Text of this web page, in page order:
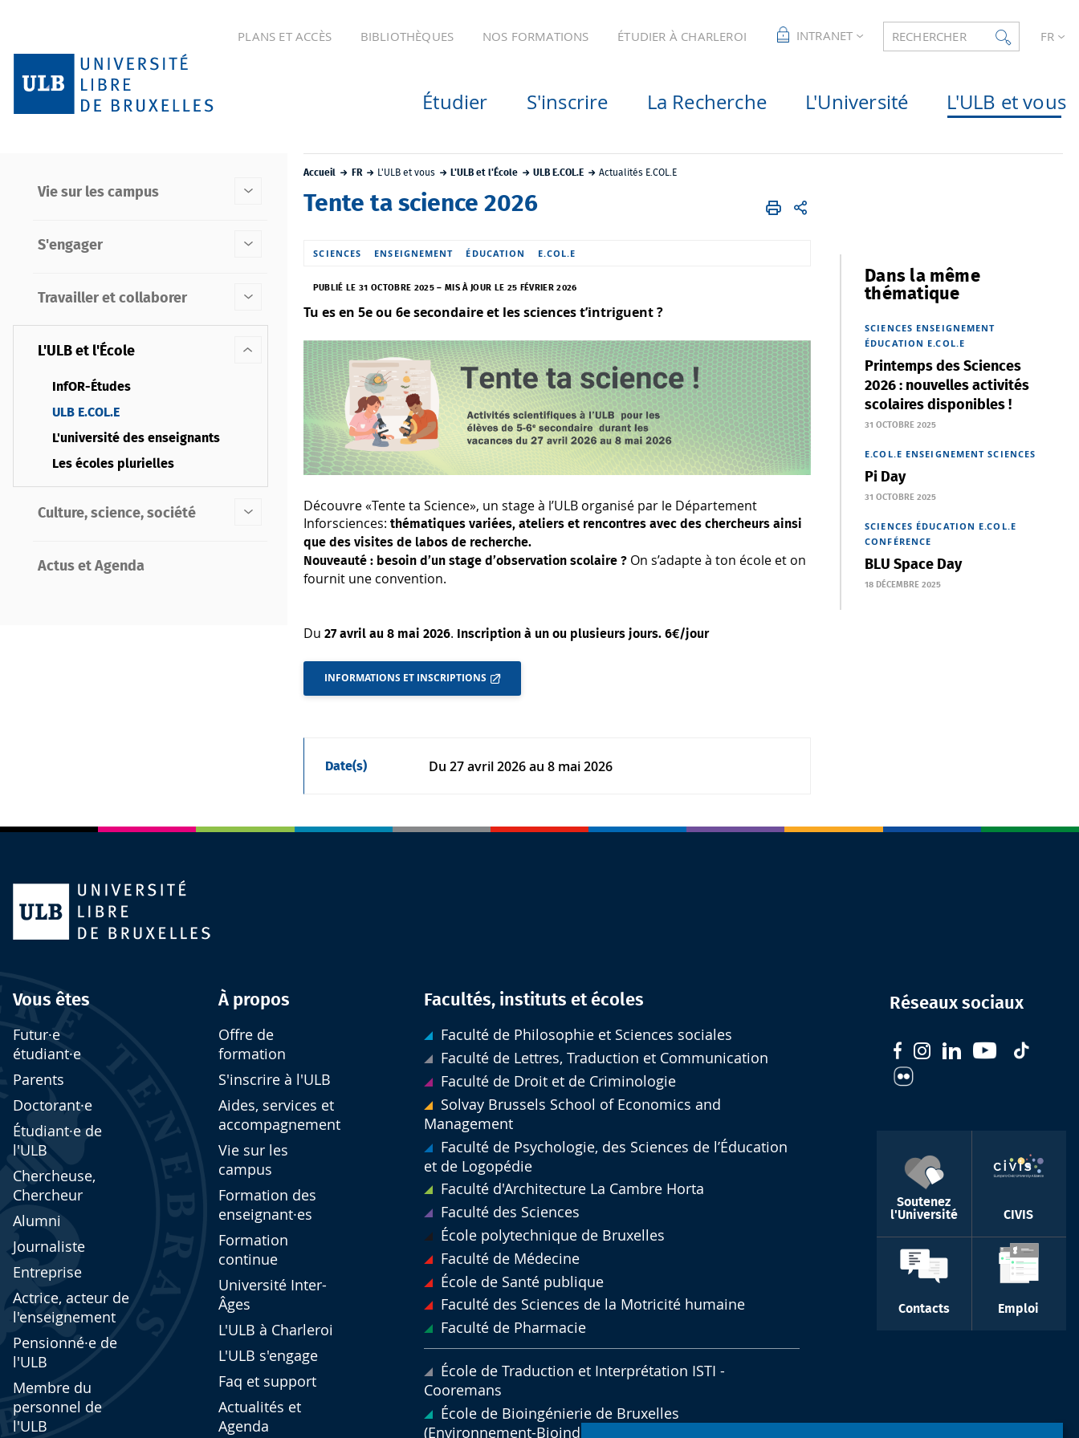
PLANS ET ACCÈS BIBLIOTHÈQUES NOS FORMATIONS ÉTUDIER À CHARLEROI INTRANET RECHERCHER FR
Étudier S'inscrire La Recherche L'Université L'ULB et vous
Vie sur les campus
S'engager
Travailler et collaborer
L'ULB et l'École
InfOR-Études
ULB E.COL.E
L'université des enseignants
Les écoles plurielles
Culture, science, société
Actus et Agenda
Accueil FR L'ULB et vous L'ULB et l'École ULB E.COL.E Actualités E.COL.E
Tente ta science 2026
SCIENCES ENSEIGNEMENT ÉDUCATION E.COL.E
PUBLIÉ LE 31 OCTOBRE 2025 – MIS À JOUR LE 25 FÉVRIER 2026
Tu es en 5e ou 6e secondaire et les sciences t’intriguent ?
Découvre «Tente ta Science», un stage à l’ULB organisé par le Département
Inforsciences:thématiques variées, ateliers et rencontres avec des chercheurs ainsi
que des visites de labos de recherche.
Nouveauté : besoin d’un stage d’observation scolaire ? On s’adapte à ton école et on
fournit une convention.
Du27 avril au 8 mai 2026. Inscription à un ou plusieurs jours. 6€/jour
INFORMATIONS ET INSCRIPTIONS
Date(s) Du 27 avril 2026 au 8 mai 2026
Dans la même
thématique
SCIENCES ENSEIGNEMENT
ÉDUCATION E.COL.E
Printemps des Sciences
2026 : nouvelles activités
scolaires disponibles !
31 OCTOBRE 2025
E.COL.E ENSEIGNEMENT SCIENCES
Pi Day
31 OCTOBRE 2025
SCIENCES ÉDUCATION E.COL.E
CONFÉRENCE
BLU Space Day
18 DÉCEMBRE 2025
Vous êtes
Futur·e
étudiant·e
Parents
Doctorant·e
Étudiant·e de
l'ULB
Chercheuse,
Chercheur
Alumni
Journaliste
Entreprise
Actrice, acteur de
l'enseignement
Pensionné·e de
l'ULB
Membre du
personnel de
l'ULB
À propos
Offre de
formation
S'inscrire à l'ULB
Aides, services et
accompagnement
Vie sur les
campus
Formation des
enseignant·es
Formation
continue
Université Inter-
Âges
L'ULB à Charleroi
L'ULB s'engage
Faq et support
Actualités et
Agenda
Facultés, instituts et écoles
Faculté de Philosophie et Sciences sociales
Faculté de Lettres, Traduction et Communication
Faculté de Droit et de Criminologie
Solvay Brussels School of Economics and
Management
Faculté de Psychologie, des Sciences de l’Éducation
et de Logopédie
Faculté d'Architecture La Cambre Horta
Faculté des Sciences
École polytechnique de Bruxelles
Faculté de Médecine
École de Santé publique
Faculté des Sciences de la Motricité humaine
Faculté de Pharmacie
École de Traduction et Interprétation ISTI -
Cooremans
École de Bioingénierie de Bruxelles
(Environnement-Bioindustries-Agriculture)
Réseaux sociaux
Soutenez
l'Université
CIVIS
Contacts Emploi